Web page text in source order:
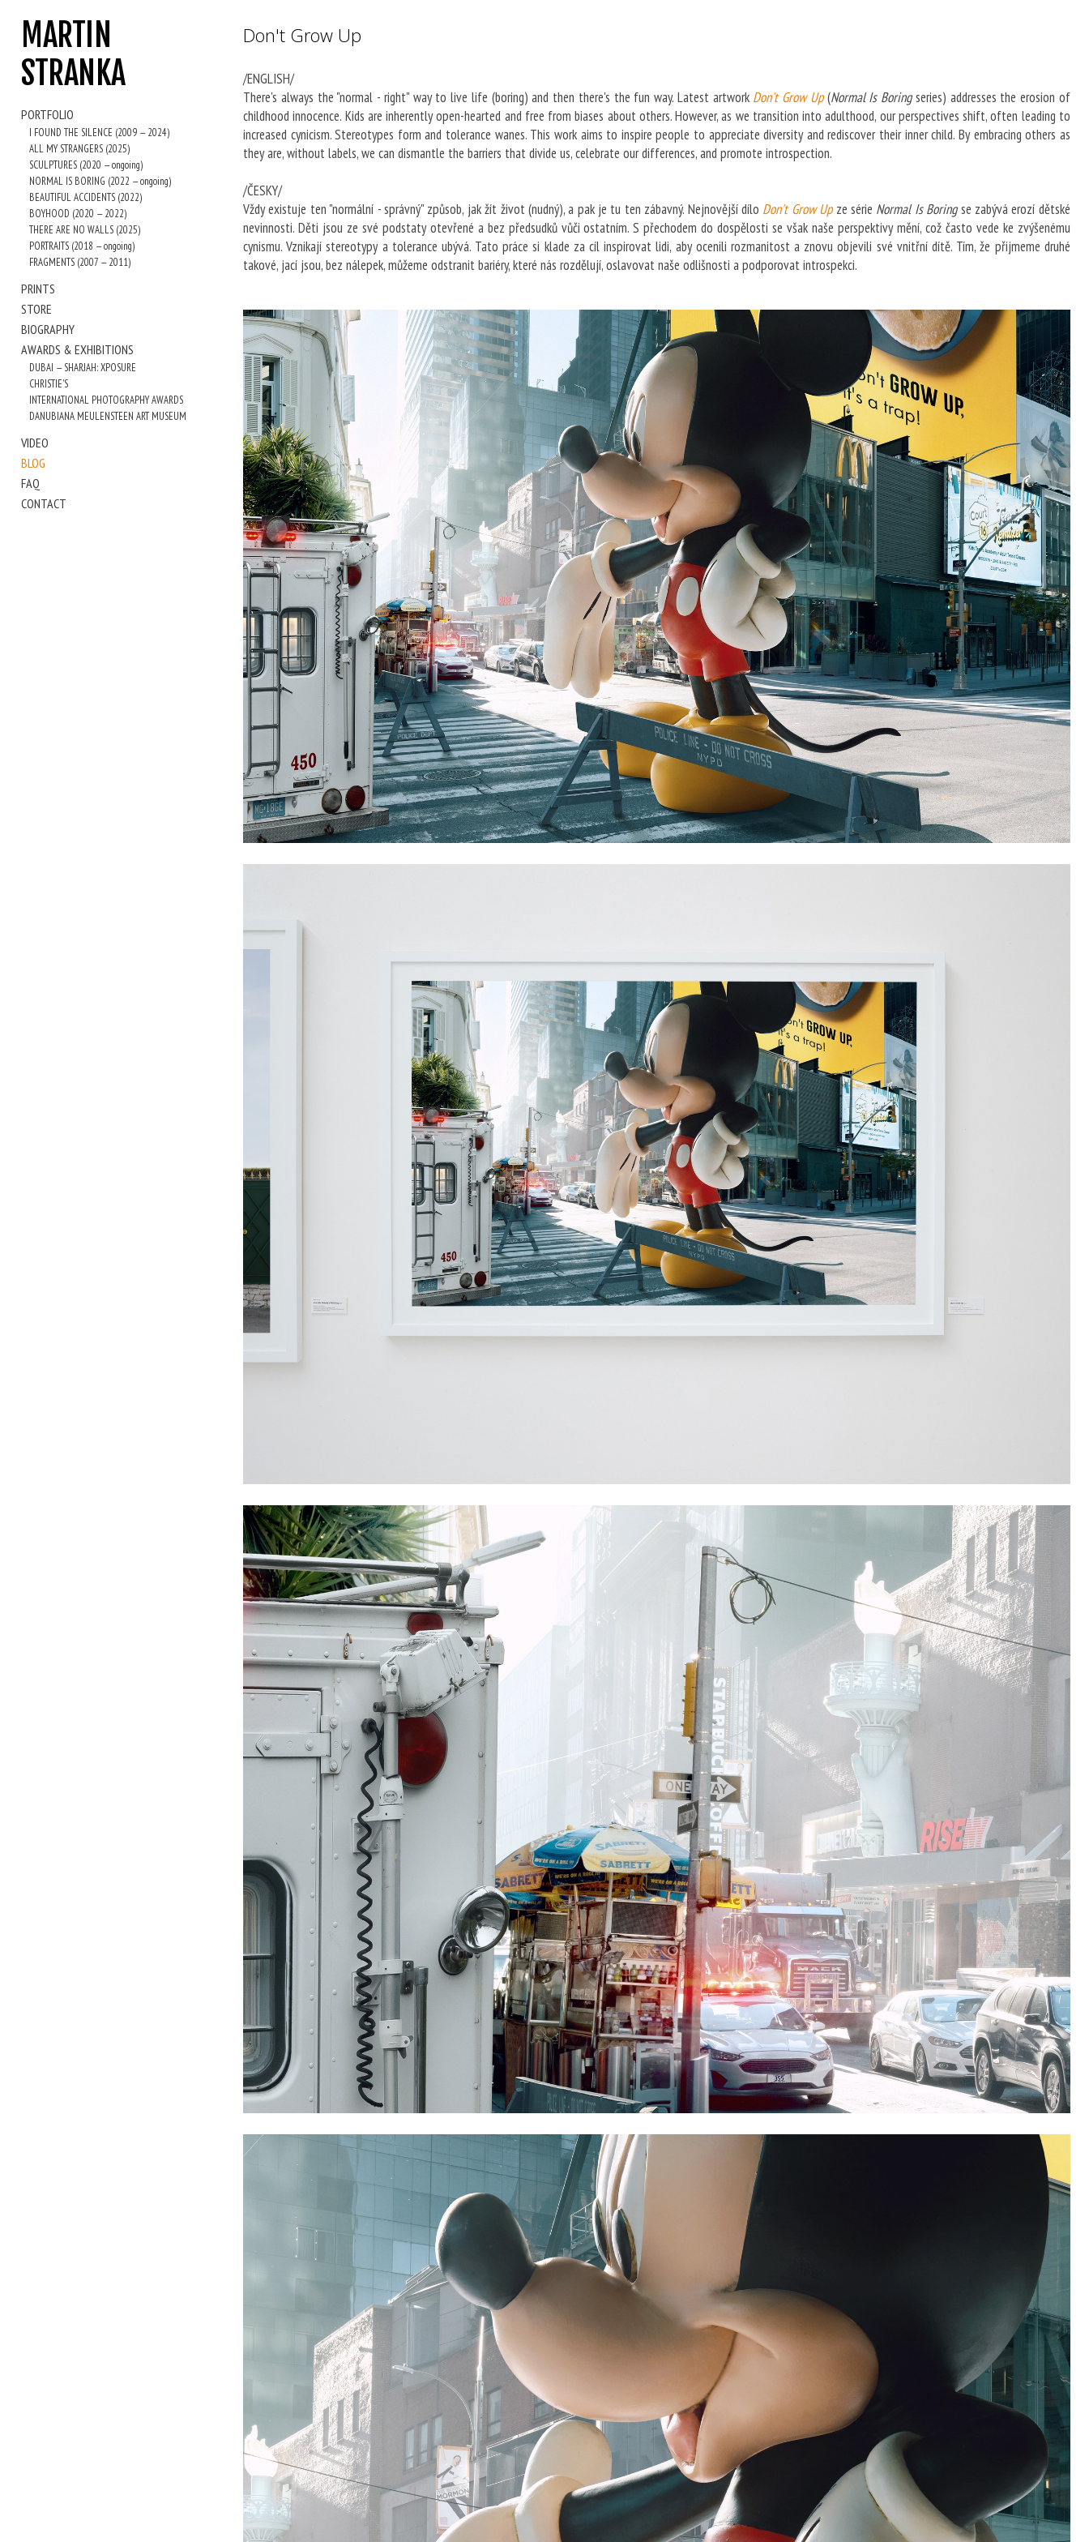
MARTIN
STRANKA
PORTFOLIO
I FOUND THE SILENCE (2009 — 2024)
ALL MY STRANGERS (2025)
SCULPTURES (2020 — ongoing)
NORMAL IS BORING (2022 — ongoing)
BEAUTIFUL ACCIDENTS (2022)
BOYHOOD (2020 — 2022)
THERE ARE NO WALLS (2025)
PORTRAITS (2018 — ongoing)
FRAGMENTS (2007 — 2011)
PRINTS
STORE
BIOGRAPHY
AWARDS & EXHIBITIONS
DUBAI — SHARJAH: XPOSURE
CHRISTIE'S
INTERNATIONAL PHOTOGRAPHY AWARDS
DANUBIANA MEULENSTEEN ART MUSEUM
VIDEO
BLOG
FAQ
CONTACT
Don't Grow Up
/ENGLISH/
There's always the "normal - right" way to live life (boring) and then there's the fun way. Latest artwork Don't Grow Up(Normal Is Boringseries) addresses the erosion of
childhood innocence. Kids are inherently open-hearted and free from biases about others. However, as we transition into adulthood, our perspectives shift, often leading to
increased cynicism. Stereotypes form and tolerance wanes. This work aims to inspire people to appreciate diversity and rediscover their inner child. By embracing others as
they are, without labels, we can dismantle the barriers that divide us, celebrate our differences, and promote introspection.
/ČESKY/
Vždy existuje ten "normální - správný" způsob, jak žít život (nudný), a pak je tu ten zábavný. Nejnovější dílo Don't Grow Up ze série Normal Is Boringse zabývá erozí dětské
nevinnosti. Děti jsou ze své podstaty otevřené a bez předsudků vůči ostatním. S přechodem do dospělosti se však naše perspektivy mění, což často vede ke zvýšenému
cynismu. Vznikají stereotypy a tolerance ubývá. Tato práce si klade za cíl inspirovat lidi, aby ocenili rozmanitost a znovu objevili své vnitřní dítě. Tím, že přijmeme druhé
takové, jací jsou, bez nálepek, můžeme odstranit bariéry, které nás rozdělují, oslavovat naše odlišnosti a podporovat introspekci.